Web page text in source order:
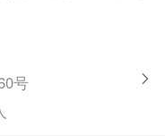
号